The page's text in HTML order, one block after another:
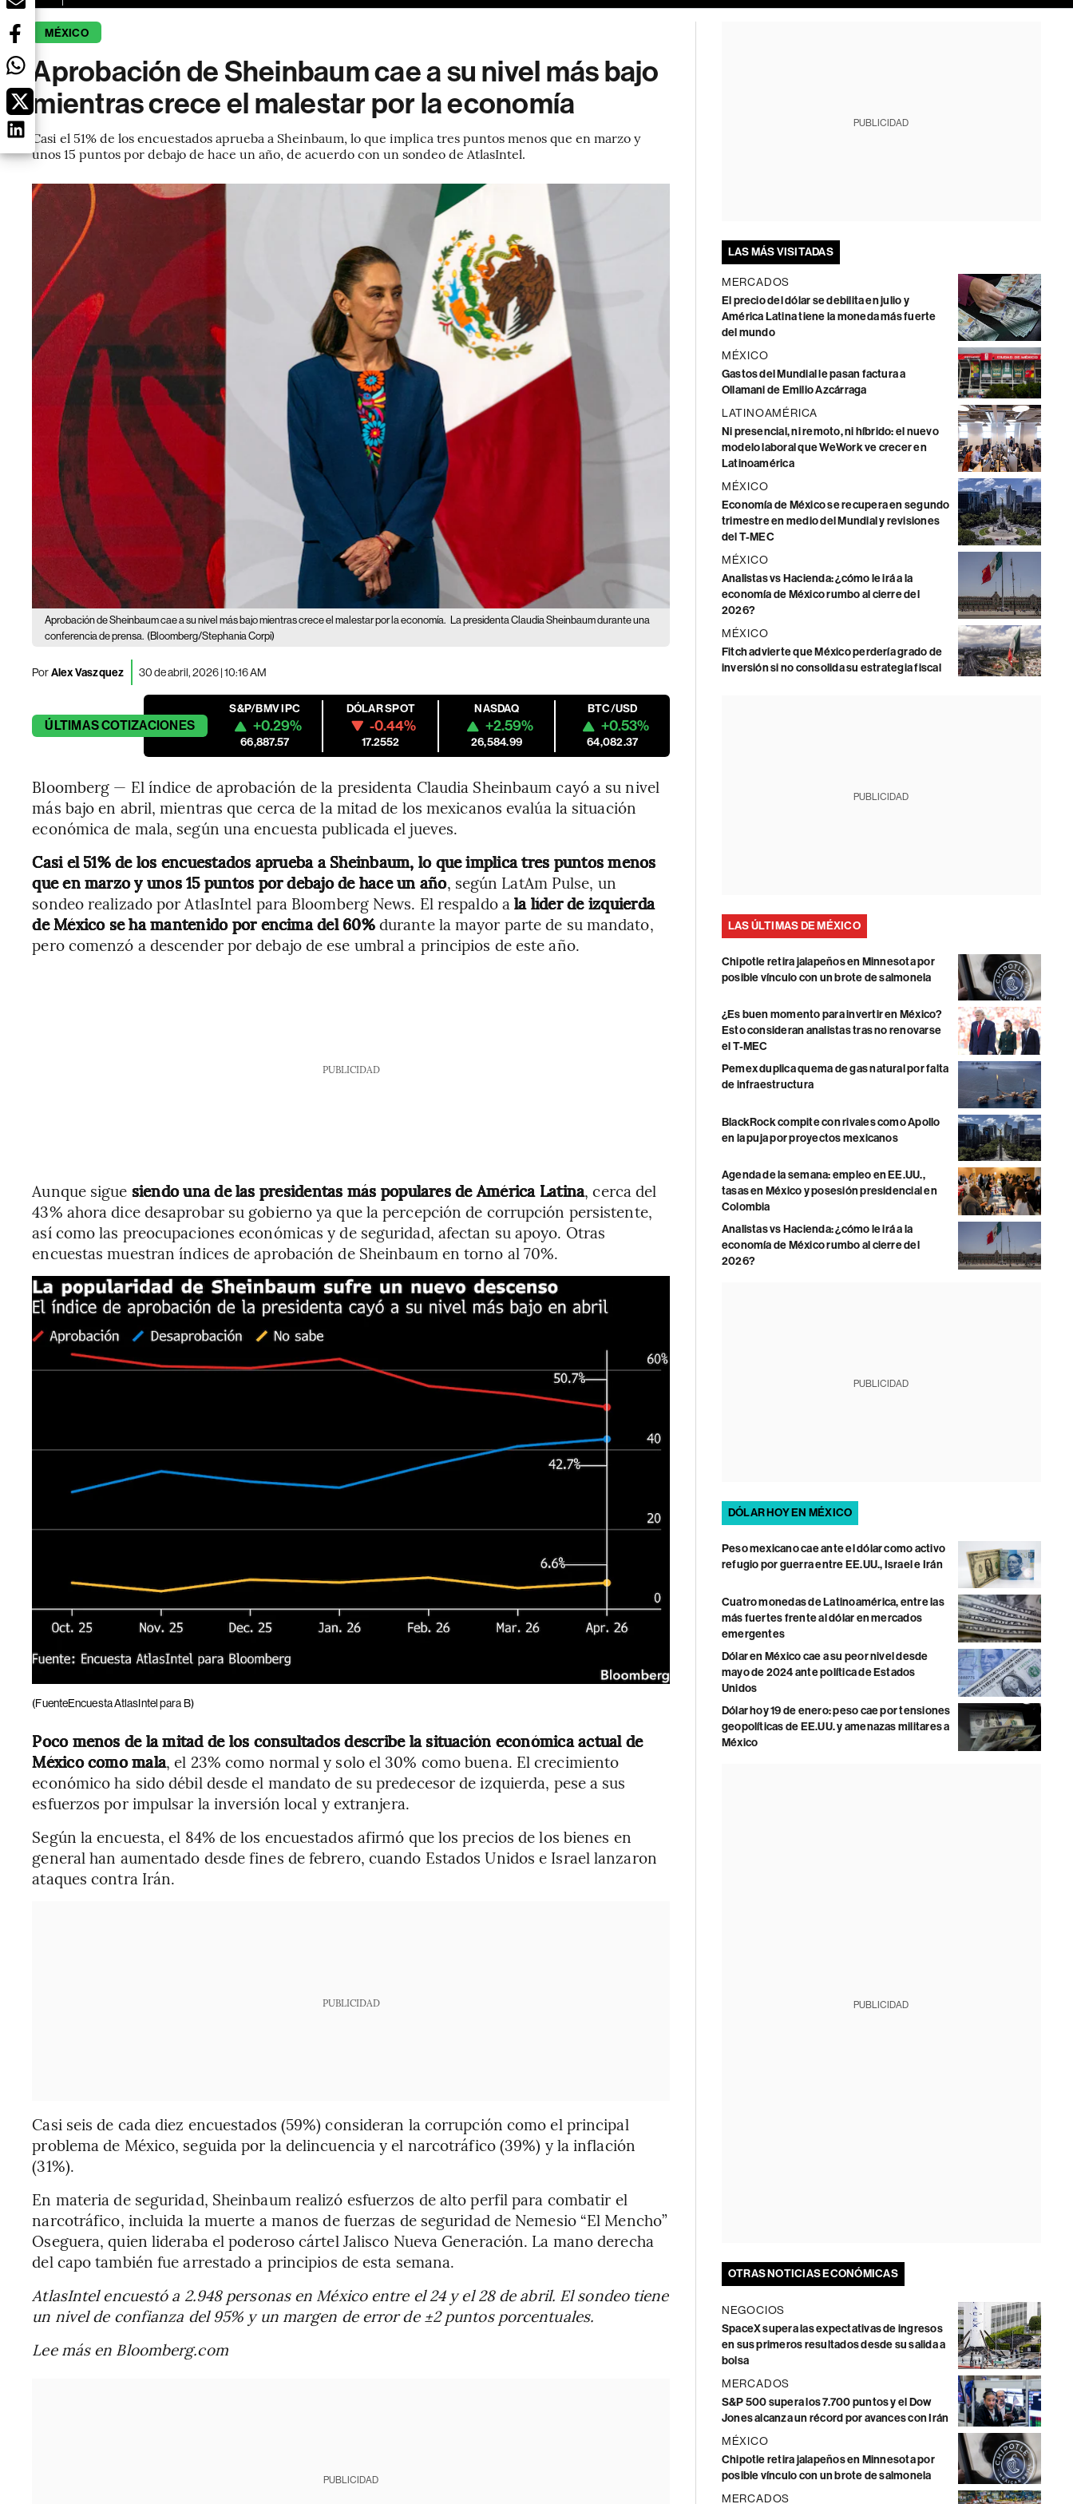
MÉXICO
Aprobación de Sheinbaum cae a su nivel más bajo
mientras crece el malestar por la economía
Casi el 51% de los encuestados aprueba a Sheinbaum, lo que implica tres puntos menos que en marzo y
unos 15 puntos por debajo de hace un año, de acuerdo con un sondeo de AtlasIntel.
Aprobación de Sheinbaum cae a su nivel más bajo mientras crece el malestar por la economía. La presidenta Claudia Sheinbaum durante una
conferencia de prensa. (Bloomberg/Stephania Corpi)
PorAlex Vaszquez 30 de abril, 2026 | 10:16 AM
ÚLTIMASCOTIZACIONES
S&P/BMV IPC
+0.29%
66,887.57
DÓLAR SPOT
-0.44%
17.2552
NASDAQ
+2.59%
26,584.99
BTC/USD
+0.53%
64,082.37
Bloomberg — El índice de aprobación de la presidenta Claudia Sheinbaum cayó a su nivel
más bajo en abril, mientras que cerca de la mitad de los mexicanos evalúa la situación
económica de mala, según una encuesta publicada el jueves.
Casi el 51% de los encuestados aprueba a Sheinbaum, lo que implica tres puntos menos
que en marzo y unos 15 puntos por debajo de hace un año, según LatAm Pulse, un
sondeo realizado por AtlasIntel para Bloomberg News. El respaldo ala líder de izquierda
de México se ha mantenido por encima del 60%durante la mayor parte de su mandato,
pero comenzó a descender por debajo de ese umbral a principios de este año.
PUBLICIDAD
Aunque sigue siendo una de las presidentas más populares de América Latina, cerca del
43% ahora dice desaprobar su gobierno ya que la percepción de corrupción persistente,
así como las preocupaciones económicas y de seguridad, afectan su apoyo. Otras
encuestas muestran índices de aprobación de Sheinbaum en torno al 70%.
(FuenteEncuesta AtlasIntel para B)
Poco menos de la mitad de los consultados describe la situación económica actual de
México como mala, el 23% como normal y solo el 30% como buena. El crecimiento
económico ha sido débil desde el mandato de su predecesor de izquierda, pese a sus
esfuerzos por impulsar la inversión local y extranjera.
Según la encuesta, el 84% de los encuestados afirmó que los precios de los bienes en
general han aumentado desde fines de febrero, cuando Estados Unidos e Israel lanzaron
ataques contra Irán.
PUBLICIDAD
Casi seis de cada diez encuestados (59%) consideran la corrupción como el principal
problema de México, seguida por la delincuencia y el narcotráfico (39%) y la inflación
(31%).
En materia de seguridad, Sheinbaum realizó esfuerzos de alto perfil para combatir el
narcotráfico, incluida la muerte a manos de fuerzas de seguridad de Nemesio “El Mencho”
Oseguera, quien lideraba el poderoso cártel Jalisco Nueva Generación. La mano derecha
del capo también fue arrestado a principios de esta semana.
AtlasIntel encuestó a 2.948 personas en México entre el 24 y el 28 de abril. El sondeo tiene
un nivel de confianza del 95% y un margen de error de ±2 puntos porcentuales.
Lee más en Bloomberg.com
PUBLICIDAD
PUBLICIDAD
LAS MÁS VISITADAS
MERCADOS
El precio del dólar se debilita en julio y
América Latina tiene la moneda más fuerte
del mundo
MÉXICO
Gastos del Mundial le pasan factura a
Ollamani de Emilio Azcárraga
LATINOAMÉRICA
Ni presencial, ni remoto, ni híbrido: el nuevo
modelo laboral que WeWork ve crecer en
Latinoamérica
MÉXICO
Economía de México se recupera en segundo
trimestre en medio del Mundial y revisiones
del T-MEC
MÉXICO
Analistas vs Hacienda: ¿cómo le irá a la
economía de México rumbo al cierre del
2026?
MÉXICO
Fitch advierte que México perdería grado de
inversión si no consolida su estrategia fiscal
PUBLICIDAD
LAS ÚLTIMAS DE MÉXICO
Chipotle retira jalapeños en Minnesota por
posible vínculo con un brote de salmonela
¿Es buen momento para invertir en México?
Esto consideran analistas tras no renovarse
el T-MEC
Pemex duplica quema de gas natural por falta
de infraestructura
BlackRock compite con rivales como Apollo
en la puja por proyectos mexicanos
Agenda de la semana: empleo en EE.UU.,
tasas en México y posesión presidencial en
Colombia
Analistas vs Hacienda: ¿cómo le irá a la
economía de México rumbo al cierre del
2026?
PUBLICIDAD
DÓLAR HOY EN MÉXICO
Peso mexicano cae ante el dólar como activo
refugio por guerra entre EE.UU., Israel e Irán
Cuatro monedas de Latinoamérica, entre las
más fuertes frente al dólar en mercados
emergentes
Dólar en México cae a su peor nivel desde
mayo de 2024 ante política de Estados
Unidos
Dólar hoy 19 de enero: peso cae por tensiones
geopolíticas de EE.UU. y amenazas militares a
México
PUBLICIDAD
OTRAS NOTICIAS ECONÓMICAS
NEGOCIOS
SpaceX supera las expectativas de ingresos
en sus primeros resultados desde su salida a
bolsa
MERCADOS
S&P 500 supera los 7.700 puntos y el Dow
Jones alcanza un récord por avances con Irán
MÉXICO
Chipotle retira jalapeños en Minnesota por
posible vínculo con un brote de salmonela
MERCADOS